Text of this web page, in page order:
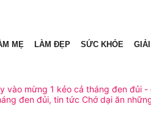
MẸ LÀM ĐẸP SỨC KHỎE GIẢI
vào mừng 1 kẻo cả tháng đen đủi
đen đủi, tin tức Chớ dại ăn